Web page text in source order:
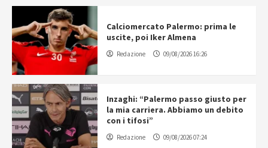
Calciomercato Palermo: prima le
uscite, poi Iker Almena
Redazione 09/08/2026 16:26
Inzaghi: “Palermo passo giusto per
la mia carriera. Abbiamo un debito
con i tifosi”
Redazione 09/08/2026 07:24